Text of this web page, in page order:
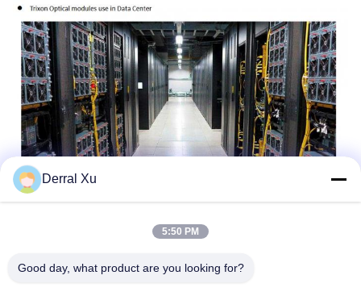
Модуль Приемопередатчика SFP
Derral Xu
5:50 PM
Good day, what product are you looking for?